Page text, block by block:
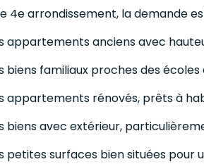
4e arrondissement, la demande
appartements anciens avec
biens familiaux proches des
appartements rénovés, prêts à
biens avec extérieur,
petites surfaces bien situées pour